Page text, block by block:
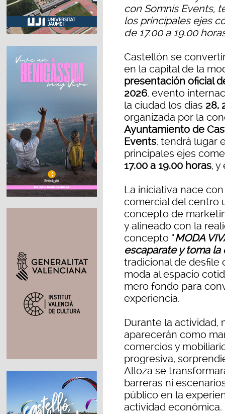
con Somnis Events,
los principales ejes
de 17.00 a 19.00
Castellón se
en la capital de la
presentación oficial
2026, evento
la ciudad los días 28,
organizada por la
Ayuntamiento de
Events, tendrá lugar
principales ejes
17.00 a 19.00 horas, y
La iniciativa nace
comercial del centro
concepto de
y alineado con la
concepto “MODA
escaparate y toma la
tradicional de desfile
moda al espacio
mero fondo para
experiencia.
Durante la actividad,
aparecerán como
comercios y
progresiva,
Alloza se
barreras ni
público en la
actividad económica.